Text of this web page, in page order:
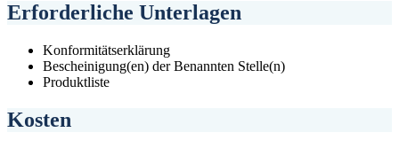
Erforderliche Unterlagen
Konformitätserklärung
Bescheinigung(en) der Benannten Stelle(n)
Produktliste
Kosten